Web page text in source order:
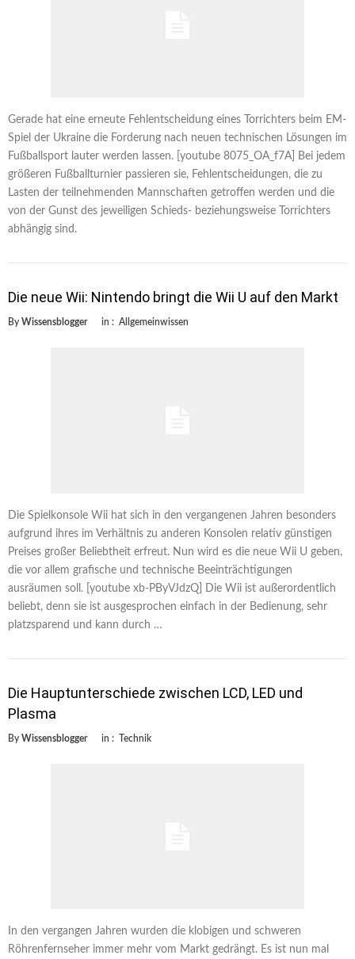
Gerade hat eine erneute Fehlentscheidung eines Torrichters beim EM-
Spiel der Ukraine die Forderung nach neuen technischen Lösungen im
Fußballsport lauter werden lassen. [youtube 8075_OA_f7A] Bei jedem
größeren Fußballturnier passieren sie, Fehlentscheidungen, die zu
Lasten der teilnehmenden Mannschaften getroffen werden und die
von der Gunst des jeweiligen Schieds- beziehungsweise Torrichters
abhängig sind.
Die neue Wii: Nintendo bringt die Wii U auf den Markt
By Wissensblogger in : Allgemeinwissen
Die Spielkonsole Wii hat sich in den vergangenen Jahren besonders
aufgrund ihres im Verhältnis zu anderen Konsolen relativ günstigen
Preises großer Beliebtheit erfreut. Nun wird es die neue Wii U geben,
die vor allem grafische und technische Beeinträchtigungen
ausräumen soll. [youtube xb-PByVJdzQ] Die Wii ist außerordentlich
beliebt, denn sie ist ausgesprochen einfach in der Bedienung, sehr
platzsparend und kann durch …
Die Hauptunterschiede zwischen LCD, LED und
Plasma
By Wissensblogger in : Technik
In den vergangen Jahren wurden die klobigen und schweren
Röhrenfernseher immer mehr vom Markt gedrängt. Es ist nun mal